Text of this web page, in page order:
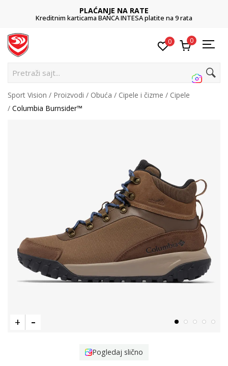
PLAĆANJE NA RATE
Kreditnim karticama BANCA INTESA platite na 9 rata
0 0
P
Sport Vision Proizvodi Obuća Cipele i čizme
Cipele
Columbia Burnsider™
Pogledaj slično